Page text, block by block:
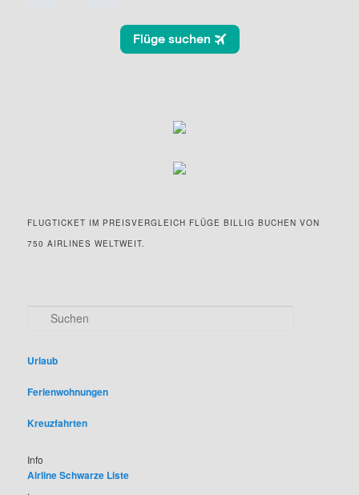
FLUGTICKET IM PREISVERGLEICH FLÜGE BILLIG BUCHEN VON
750 AIRLINES WELTWEIT.
h
n
Urlaub
Ferienwohnungen
Kreuzfahrten
Info
Airline Schwarze Liste
.